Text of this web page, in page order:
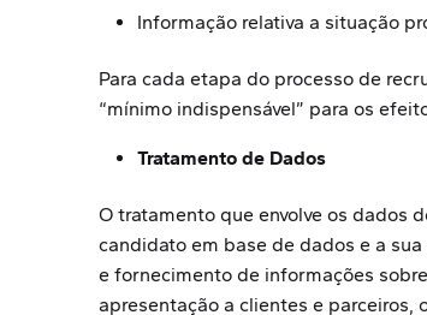
Informação relativa a situação
Para cada etapa do processo de
“mínimo indispensável” para os
Tratamento de Dados
O tratamento que envolve os dados
candidato em base de dados e a
e fornecimento de informações
apresentação a clientes e